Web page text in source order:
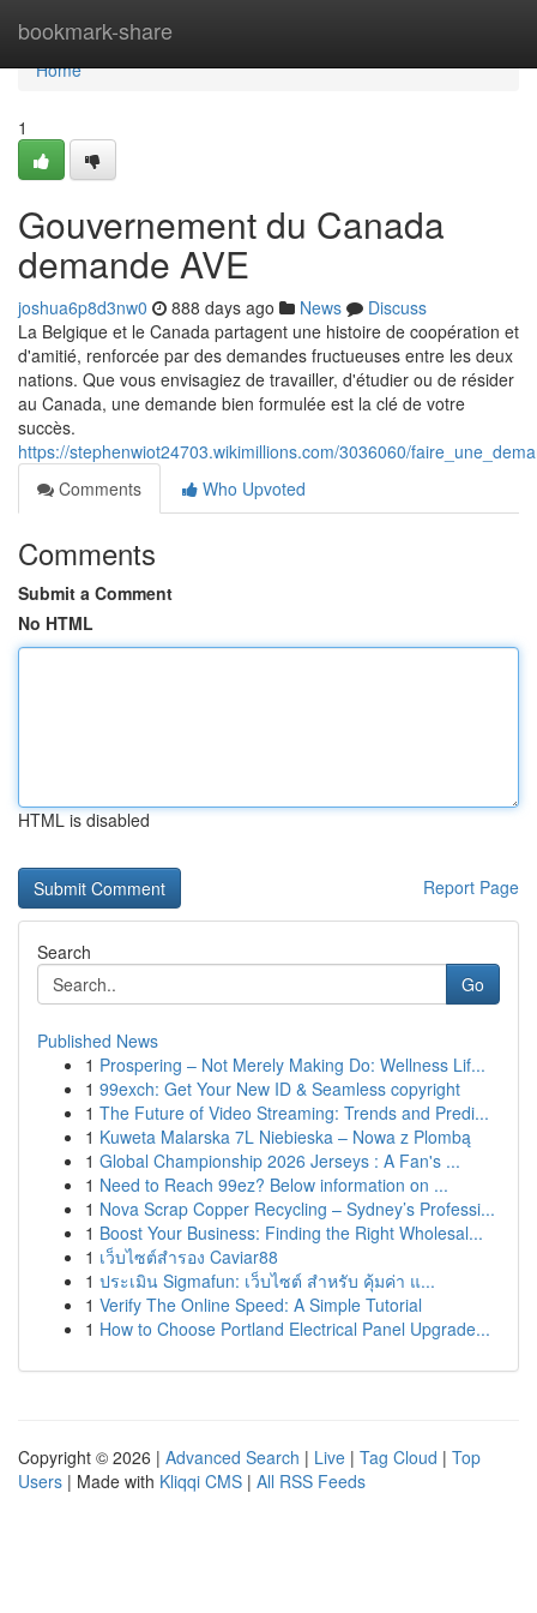
bookmark-share
Home
Home
1
Gouvernement du Canada
demande AVE
joshua6p8d3nw0 888 days ago News
Discuss
La Belgique et le Canada partagent une histoire de coopération et
d'amitié, renforcée par des demandes fructueuses entre les deux
nations. Que vous envisagiez de travailler, d'étudier ou de résider
au Canada, une demande bien formulée est la clé de votre
succès.
https://stephenwiot24703.wikimillions.com/3036060/
Comments
Who Upvoted
Comments
Submit a Comment
No HTML
HTML is disabled
Report Page
Search
Go
Published News
1 Prospering – Not Merely Making Do: Wellness Lif...
1 99exch: Get Your New ID & Seamless copyright
1 The Future of Video Streaming: Trends and Predi...
1 Kuweta Malarska 7L Niebieska – Nowa z Plombą
1 Global Championship 2026 Jerseys : A Fan's ...
1 Need to Reach 99ez? Below information on ...
1 Nova Scrap Copper Recycling – Sydney’s Professi...
1 Boost Your Business: Finding the Right Wholesal...
1 เว็บไซต์สำรอง Caviar88
1 ประเมิน Sigmafun: เว็บไซต์ สำหรับ คุ้มค่า แ...
1 Verify The Online Speed: A Simple Tutorial
1 How to Choose Portland Electrical Panel Upgrade...
Copyright © 2026 | Advanced Search | Live | Tag Cloud | Top
Users | Made with Kliqqi CMS | All RSS Feeds